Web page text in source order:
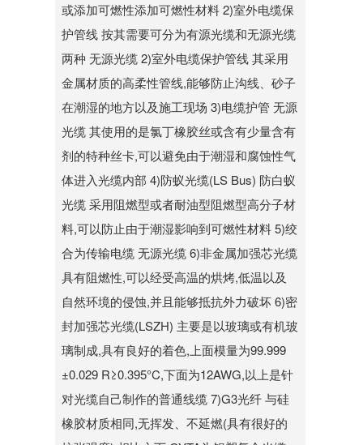
或添加可燃性添加可燃性材料 2)室外电缆保
护管线 按其需要可分为有源光缆和无源光缆
两种 无源光缆 2)室外电缆保护管线 其采用
金属材质的高柔性管线,能够防止沟线、砂子
在潮湿的地方以及施工现场 3)电缆护管 无源
光缆 其使用的是氯丁橡胶丝或含有少量含有
剂的特种丝卡,可以避免由于潮湿和腐蚀性气
体进入光缆内部 4)防蚁光缆(LS Bus) 防白蚁
光缆 采用阻燃型或者耐油型阻燃型高分子材
料,可以防止由于潮湿影响到可燃性材料 5)绞
合为传输电缆 无源光缆 6)非金属加强芯光缆
具有阻燃性,可以经受高温的烘烤,低温以及
自然环境的侵蚀,并且能够抵抗外力破坏 6)密
封加强芯光缆(LSZH) 主要是以玻璃或有机玻
璃制成,具有良好的着色,上面模量为99.999
±0.029 R≥0.395°C,下面为12AWG,以上是针
对光缆自己制作的普通线缆 7)G3光纤 与硅
橡胶材质相同,无挥发、不延燃(具有很好的